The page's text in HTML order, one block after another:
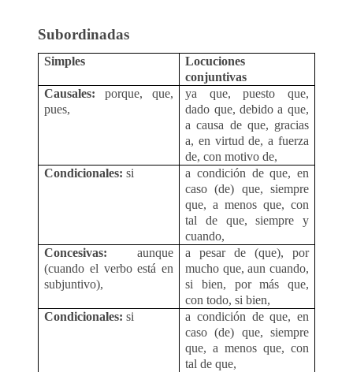
Subordinadas
Simples
Locuciones
conjuntivas
Causales:
porque, que,
pues,
ya que, puesto que,
dado que, debido a que,
a causa de que, gracias
a, en virtud de, a fuerza
de, con motivo de,
Condicionales: si
a condición de que, en
caso (de) que, siempre
que, a menos que, con
tal de que, siempre y
cuando,
Concesivas:
aunque
(cuando el verbo está en
subjuntivo),
a pesar de (que), por
mucho que, aun cuando,
si bien, por más que,
con todo, si bien,
Condicionales: si
a condición de que, en
caso (de) que, siempre
que, a menos que, con
tal de que,